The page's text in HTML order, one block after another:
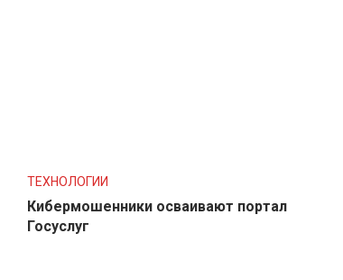
ТЕХНОЛОГИИ
Кибермошенники осваивают портал
Госуслуг